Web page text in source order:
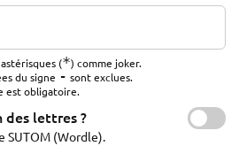
(*) comme joker.
du signe - sont exclues.
est obligatoire.
lettres ?
SUTOM (Wordle).